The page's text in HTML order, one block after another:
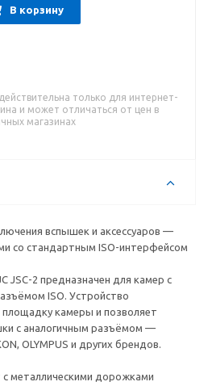
В корзину
действительна только для интернет-
и может отличаться от цен в
магазинах
вспышек и аксессуаров —
со стандартным ISO-интерфейсом
JSC-2 предназначен для камер с
ISO. Устройство
камеры и позволяет
с аналогичным разъёмом —
OLYMPUS и других брендов.
с металлическими дорожками